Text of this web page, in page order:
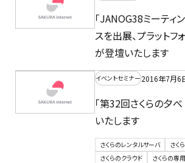
「JANOG38ミーティ
スを出展、プラット
が登壇いたします
イベントセミナー2016年7月6
「第32回さくらの夕
いたします
さくらのレンタルサーバ
さく
さくらのクラウド
さくらの専